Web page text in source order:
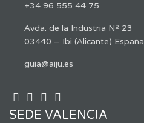
+34 96 555 44 75
Avda. de la Industria Nº 23
03440 – Ibi (Alicante) España
guia@aiju.es
SEDE VALENCIA